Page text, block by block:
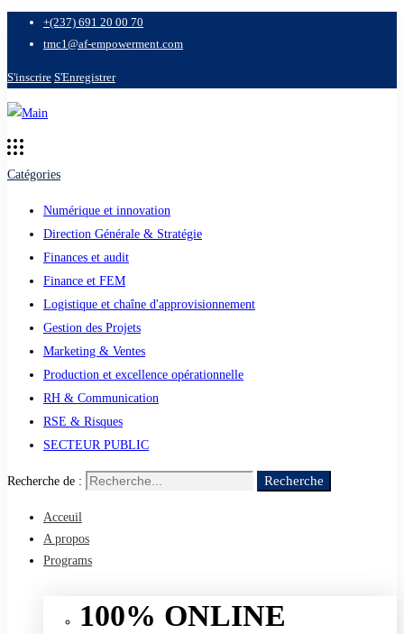
+(237) 691 20 00 70
tmc1@af-empowerment.com
S'inscrire S'Enregistrer
Catégories
Numérique et innovation
Direction Générale & Stratégie
Finances et audit
Finance et FEM
Logistique et chaîne d'approvisionnement
Gestion des Projets
Marketing & Ventes
Production et excellence opérationnelle
RH & Communication
RSE & Risques
SECTEUR PUBLIC
Recherche de : Recherche
Acceuil
A propos
Programs
100% ONLINE